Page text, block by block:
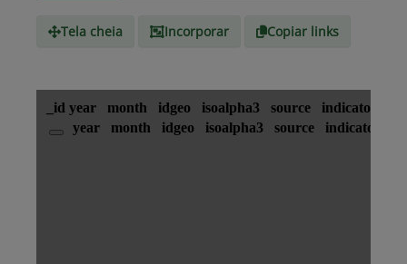
Tela cheia Incorporar Copiar links